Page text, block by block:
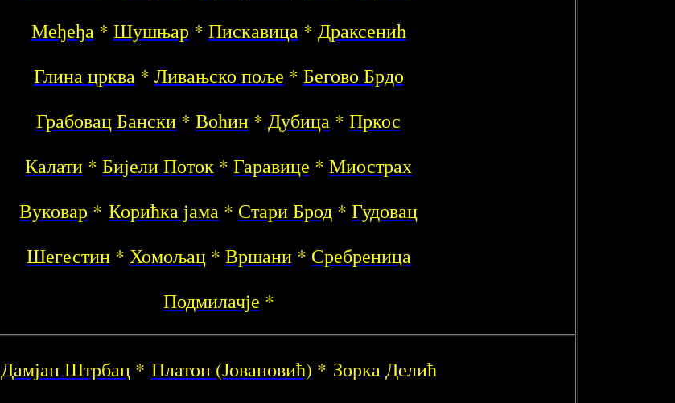
Међеђа* Шушњар * Пискавица* Драксенић
Глина црква* Ливањско поље * Бегово Брдо
Грабовац Бански * Воћин * Дубица * Пркос
Калати * Бијели Поток * Гаравице * Миострах
Вуковар * Корићка јама * Стари Брод * Гудовац
Шегестин* Хомољац* Вршани* Сребреница
Подмилачје *
Дамјан Штрбац* Платон (Јовановић) * Зорка Делић